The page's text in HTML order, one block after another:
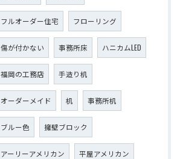
フルオーダー住宅 フローリング
傷が付かない 事務所床 ハニカムLED
福岡の工務店 手造り机
オーダーメイド 机 事務所机
ブルー色 擁壁ブロック
アーリーアメリカン 平屋アメリカン